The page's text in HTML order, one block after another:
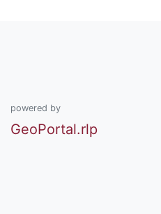
powered by
GeoPortal.rlp